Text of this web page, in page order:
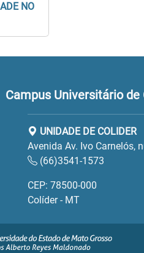
NO
Campus Universitário de
UNIDADE DE COLIDER
Avenida Av. Ivo Carnelós,
(66)3541-1573
CEP: 78500-000
Colíder - MT